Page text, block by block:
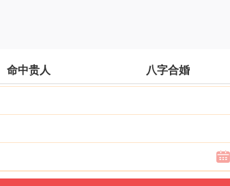
命中贵人 八字合婚